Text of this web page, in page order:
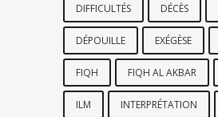
DIFFICULTÉS DÉCÈS
DÉPOUILLE EXÉGÈSE
FIQH FIQH AL AKBAR
ILM INTERPRÉTATION